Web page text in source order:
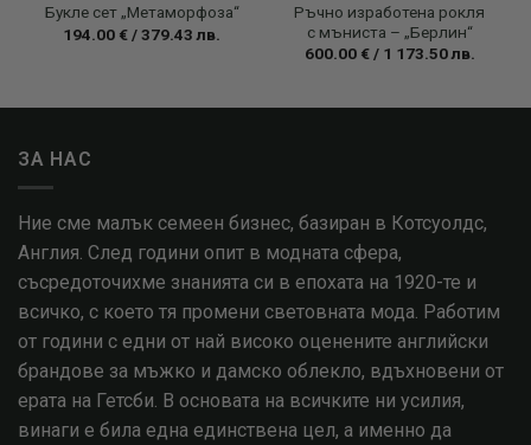
Букле сет „Метаморфоза“
194.00 € /379.43 лв.
Ръчно изработена рокля
с мъниста – „Берлин“
600.00 € / 1 173.50лв.
ЗА НАС
Ние сме малък семеен бизнес, базиран в Котсуолдс,
Англия. След години опит в модната сфера,
съсредоточихме знанията си в епохата на 1920-те и
всичко, с което тя промени световната мода. Работим
от години с едни от най високо оценените английски
брандове за мъжко и дамско облекло, вдъхновени от
ерата на Гетсби. В основата на всичките ни усилия,
винаги е била една единствена цел, а именно да